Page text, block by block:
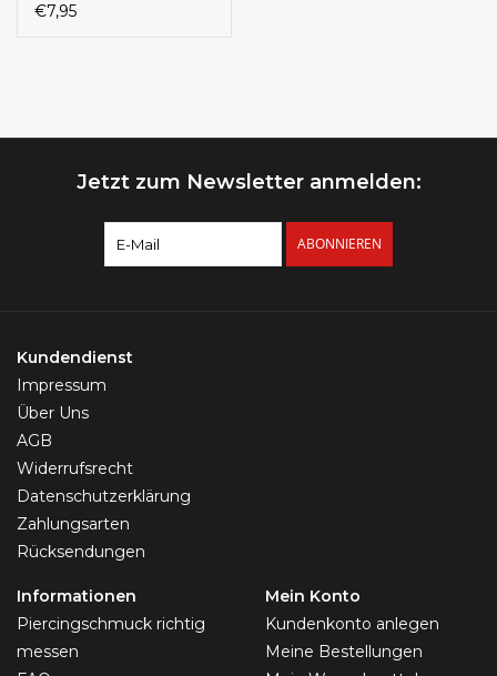
€7,95
Jetzt zum Newsletter anmelden:
ABONNIEREN
Kundendienst
Impressum
Über Uns
AGB
Widerrufsrecht
Datenschutzerklärung
Zahlungsarten
Rücksendungen
Informationen
Piercingschmuck richtig
messen
Mein Konto
Kundenkonto anlegen
Meine Bestellungen